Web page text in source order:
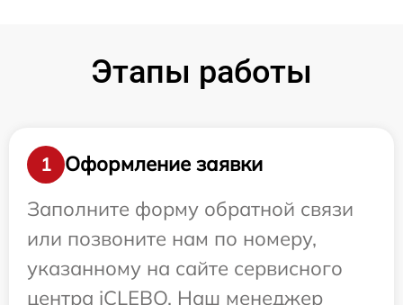
Этапы работы
1
Оформление заявки
Заполните форму обратной связи
или позвоните нам по номеру,
указанному на сайте сервисного
центра iCLEBO. Наш менеджер